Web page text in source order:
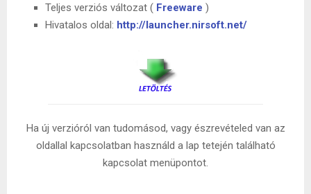
Teljes verziós változat ( Freeware )
Hivatalos oldal: http://launcher.nirsoft.net/
Ha új verzióról van tudomásod, vagy észrevételed van az
oldallal kapcsolatban használd a lap tetején található
kapcsolat menüpontot.